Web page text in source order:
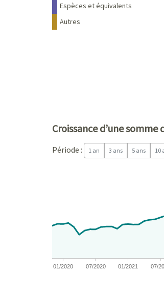
Espèces et équivalents
Autres
Croissance d’une somme
Période : 1 an 3 ans 5 ans 10
The chart has 1 X axis
The chart has 1 Y axis
01/2020 07/2020 01/2021 07/